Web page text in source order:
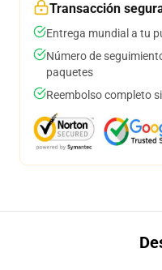
Transacción
Entrega mundial a tu
Número de
paquetes
Reembolso completo